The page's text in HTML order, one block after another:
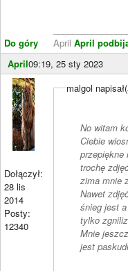
Do góry
April April
April09:19, 25 sty 2023
Dołączył:
28 lis
2014
Posty:
12340
malgol
No witam
Ciebie
przepiękne
trochę
zima mnie
Nawet
śnieg jest
tylko
Mnie
jest